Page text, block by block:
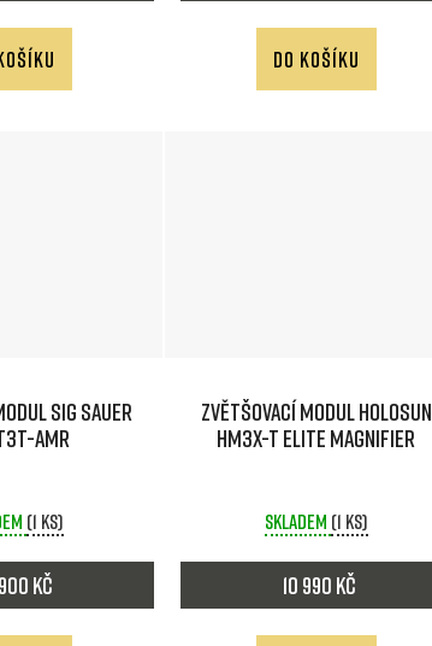
DO KOŠÍKU
SIG SAUER
AMR
(1 ks)
Kč
Zvětšovací modul HOLOSUN
HM3X-T Elite magnifier
Skladem (1 ks)
10 990 Kč